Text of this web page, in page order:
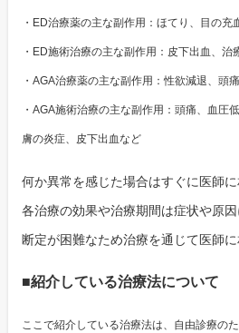
・ED治療薬の主な副作用：ほてり、目の充
・ED施術治療の主な副作用：皮下出血、治
・AGA治療薬の主な副作用：性欲減退、頭
・AGA施術治療の主な副作用：頭痛、血圧
膚の炎症、皮下出血など
何か異常を感じた場合はすぐに医師に
各治療の効果や治療期間は症状や原因
断定が困難なため治療を通じて医師に
■紹介している治療法について
ここで紹介している治療法は、自由診療の